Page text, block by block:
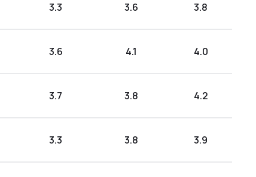
3.3 3.6 3.8
3.6 4.1 4.0
3.7 3.8 4.2
3.3 3.8 3.9